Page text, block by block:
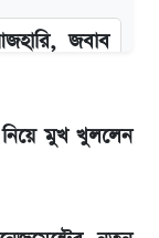
জবাব
জয়
না শেখ
নিয়ে মুখ খুললেন